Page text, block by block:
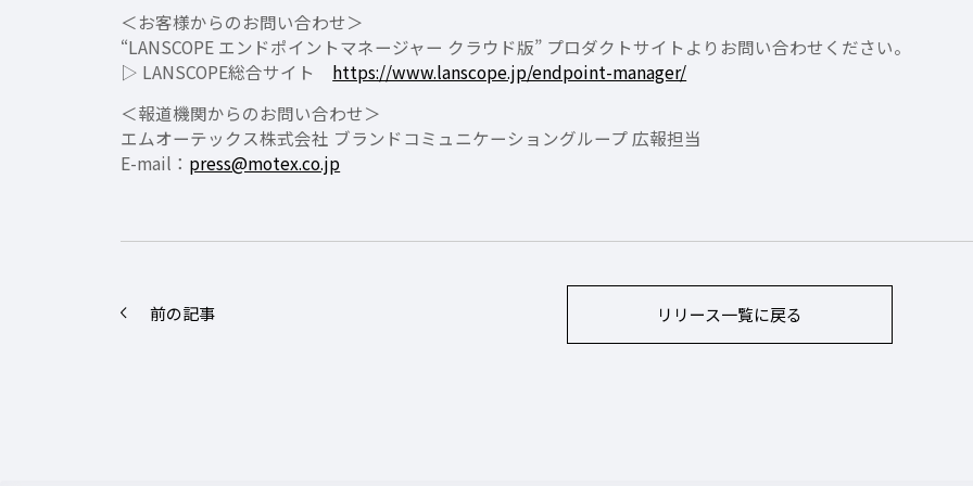
＜お客様からのお問い合わせ＞
“LANSCOPE エンドポイントマネージャー クラウド版” プロダクトサイトよりお問い合わせください。
▷ LANSCOPE総合サイト https://www.lanscope.jp/endpoint-manager/
＜報道機関からのお問い合わせ＞
エムオーテックス株式会社 ブランドコミュニケーショングループ 広報担当
E-mail： press@motex.co.jp
前の記事 リリース一覧に戻る